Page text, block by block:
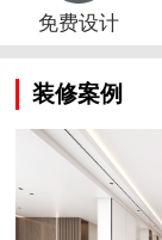
免费设计
装修案例